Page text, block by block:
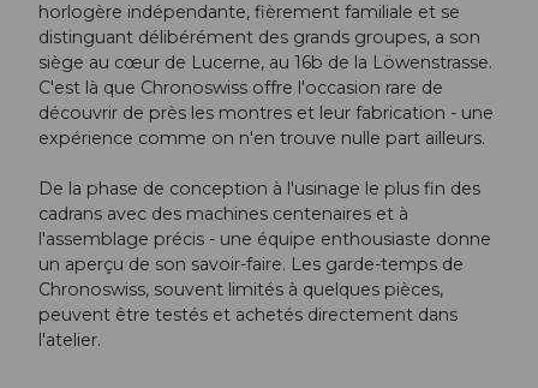
horlogère indépendante, fièrement familiale et se
distinguant délibérément des grands groupes, a son
siège au cœur de Lucerne, au 16b de la Löwenstrasse.
C'est là que Chronoswiss offre l'occasion rare de
découvrir de près les montres et leur fabrication - une
expérience comme on n'en trouve nulle part ailleurs.
De la phase de conception à l'usinage le plus fin des
cadrans avec des machines centenaires et à
l'assemblage précis - une équipe enthousiaste donne
un aperçu de son savoir-faire. Les garde-temps de
Chronoswiss, souvent limités à quelques pièces,
peuvent être testés et achetés directement dans
l'atelier.